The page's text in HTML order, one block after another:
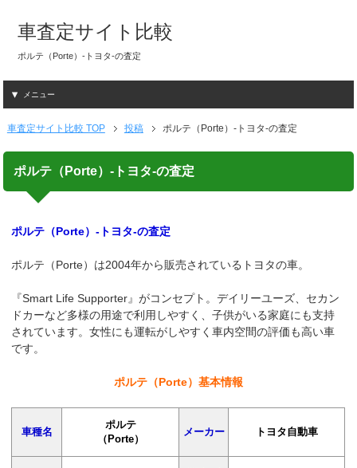
車査定サイト比較
ポルテ（Porte）-トヨタ-の査定
メニュー
車査定サイト比較 TOP 投稿 ポルテ（Porte）-トヨタ-の査定
ポルテ（Porte）-トヨタ-の査定
ポルテ（Porte）-トヨタ-の査定
ポルテ（Porte）は2004年から販売されているトヨタの車。
『Smart Life Supporter』がコンセプト。デイリーユーズ、セカン
ドカーなど多様の用途で利用しやすく、子供がいる家庭にも支持
されています。女性にも運転がしやすく車内空間の評価も高い車
です。
ポルテ（Porte）基本情報
車種名
ポルテ
（Porte）
メーカー トヨタ自動車